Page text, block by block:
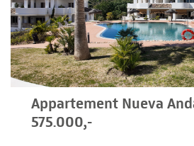
Appartement Nueva
575.000,-